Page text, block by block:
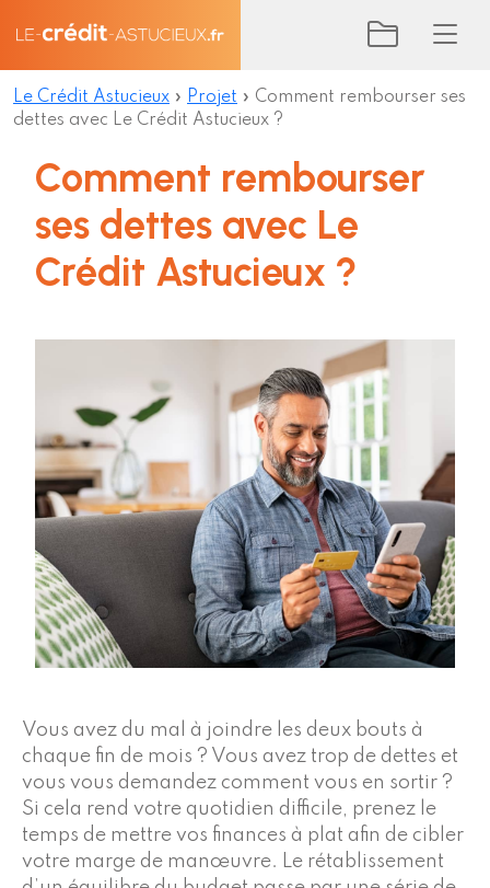
Le Crédit Astucieux » Projet » Comment rembourser ses
dettes avec Le Crédit Astucieux ?
Comment rembourser
ses dettes avec Le
Crédit Astucieux ?
Vous avez du mal à joindre les deux bouts à
chaque fin de mois ? Vous avez trop de dettes et
vous vous demandez comment vous en sortir ?
Si cela rend votre quotidien difficile, prenez le
temps de mettre vos finances à plat afin de cibler
votre marge de manœuvre. Le rétablissement